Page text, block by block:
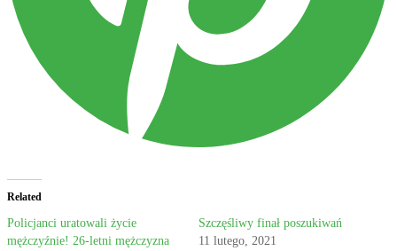
Related
Policjanci uratowali życie
mężczyźnie! 26-letni mężczyzna
Szczęśliwy finał poszukiwań
11 lutego, 2021